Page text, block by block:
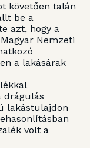
követően talán
be a
azt, hogy a
Nemzeti
a lakásárak
drágulás
lakástulajdon
volt a